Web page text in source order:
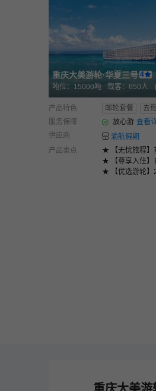
重庆大美游轮·华夏三号 4
吨位： 15000吨 载客： 650人
产品特色 邮轮套餐 去
服务保障
放心游 查看
供应商
渝航假期
产品卖点
★ 【无忧旅程】
★ 【尊享入住】
★ 【优选游轮】